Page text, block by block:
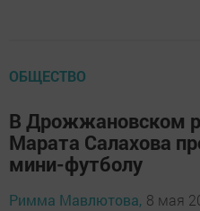
ОБЩЕСТВО
В Дрожжановском
Марата Салахова
мини-футболу
Римма Мавлютова, 8 мая